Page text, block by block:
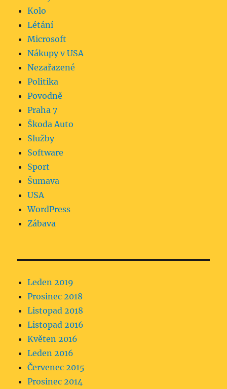
Kolo
Létání
Microsoft
Nákupy v USA
Nezařazené
Politika
Povodně
Praha 7
Škoda Auto
Služby
Software
Sport
Šumava
USA
WordPress
Zábava
Leden 2019
Prosinec 2018
Listopad 2018
Listopad 2016
Květen 2016
Leden 2016
Červenec 2015
Prosinec 2014